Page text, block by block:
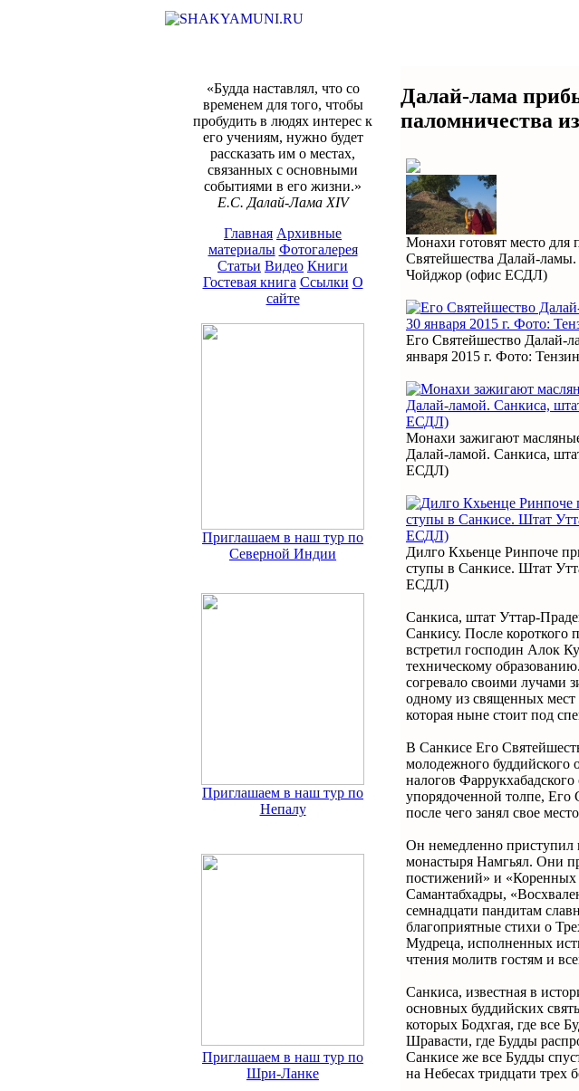
«Будда наставлял, что со
временем для того, чтобы
пробудить в людях интерес к
его учениям, нужно будет
рассказать им о местах,
связанных с основными
событиями в его жизни.»
Е.С. Далай-Лама XIV
Главная Архивные
материалы Фотогалерея
Статьи Видео Книги
Гостевая книга Ссылки О
сайте
Приглашаем в наш тур по
Северной Индии
Приглашаем в наш тур по
Непалу
Приглашаем в наш тур по
Шри-Ланке
Далай-лама
паломничества
Монахи готовят место для
Святейшества Далай-
Чойджор (офис ЕСДЛ)
Его Святейшество Далай-
января 2015 г. Фото:
Монахи зажигают
Далай-ламой. Санкиса,
ЕСДЛ)
Дилго Кхьенце Ринпоче
ступы в Санкисе. Штат
ЕСДЛ)
Санкиса, штат Уттар-
Санкису. После короткого
встретил господин Алок
техническому
согревало своими лучами
одному из священных
которая ныне стоит под
В Санкисе Его
молодежного
налогов
упорядоченной толпе,
после чего занял свое
Он немедленно приступил
монастыря Намгьял. Они
постижений» и «Коренных
Самантабхадры,
семнадцати пандитам
благоприятные стихи о
Мудреца, исполненных
чтения молитв гостям и
Санкиса, известная в
основных буддийских
которых Бодхгая, где все
Шравасти, где Будды
Санкисе же все Будды
на Небесах тридцати трех